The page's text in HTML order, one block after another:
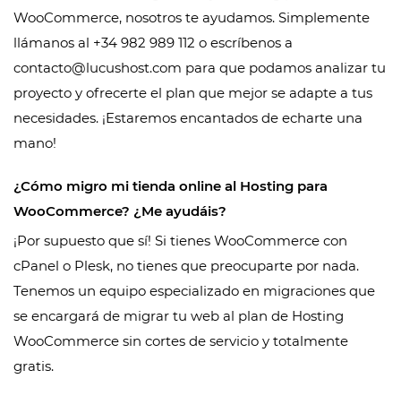
WooCommerce, nosotros te ayudamos. Simplemente
llámanos al +34 982 989 112 o escríbenos a
contacto@lucushost.com para que podamos analizar tu
proyecto y ofrecerte el plan que mejor se adapte a tus
necesidades. ¡Estaremos encantados de echarte una
mano!
¿Cómo migro mi tienda online al Hosting para
WooCommerce? ¿Me ayudáis?
¡Por supuesto que sí! Si tienes WooCommerce con
cPanel o Plesk, no tienes que preocuparte por nada.
Tenemos un equipo especializado en migraciones que
se encargará de migrar tu web al plan de Hosting
WooCommerce sin cortes de servicio y totalmente
gratis.